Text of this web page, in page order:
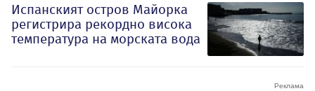
Испанският остров Майорка
регистрира рекордно висока
температура на морската вода